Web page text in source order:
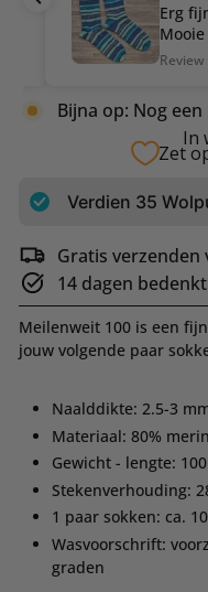
Erg
Review
Bijna op: Nog
In
Zet
Verdien 35
Gratis verzenden
14 dagen
Meilenweit 100 is een
jouw volgende paar
Naalddikte: 2.5-3
Materiaal: 80%
Gewicht - lengte:
Stekenverhouding:
1 paar sokken: ca.
Wasvoorschrift:
graden